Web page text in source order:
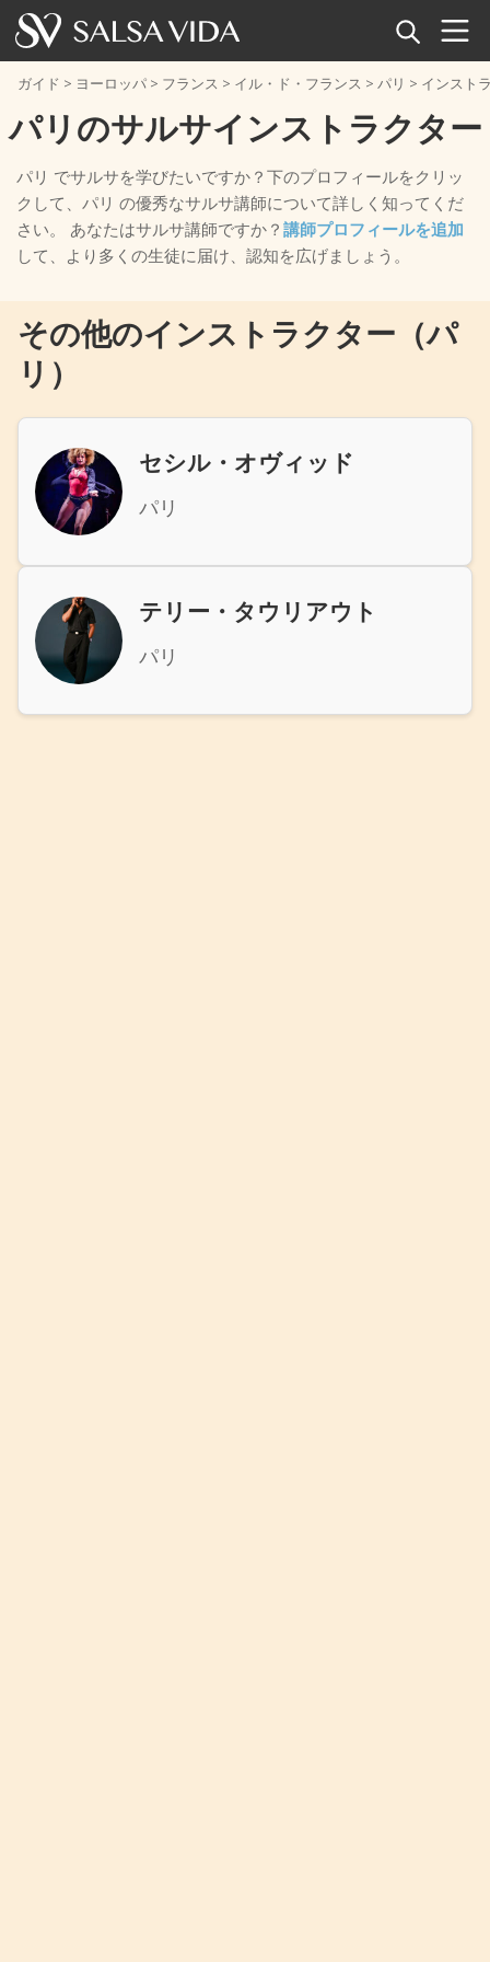
ホーム
イベント
ニュース
記事
サルサ用語集
TuneTempo
イベントを追加
ガイド > ヨーロッパ > フランス > イル・ド・フランス > パリ > インスト
パリのサルサインストラクター
パリ でサルサを学びたいですか？下のプロフィールをクリッ
クして、パリ の優秀なサルサ講師について詳しく知ってくだ
さい。 あなたはサルサ講師ですか？ 講師プロフィールを追加
して、より多くの生徒に届け、認知を広げましょう。
その他のインストラクター（パ
リ）
セシル・オヴィッド
パリ
テリー・タウリアウト
パリ